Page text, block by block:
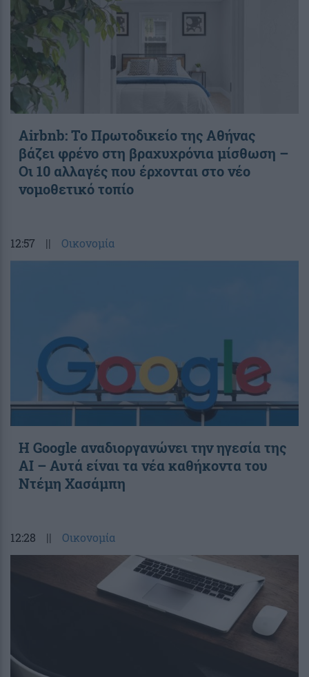
Airbnb: Το Πρωτοδικείο της Αθήνας
βάζει φρένο στη βραχυχρόνια μίσθωση –
Οι 10 αλλαγές που έρχονται στο νέο
νομοθετικό τοπίο
12:57 || Οικονομία
Η Google αναδιοργανώνει την ηγεσία της
AI – Αυτά είναι τα νέα καθήκοντα του
Ντέμη Χασάμπη
12:28 || Οικονομία